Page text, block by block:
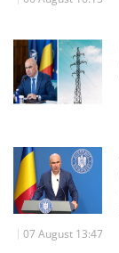
07 August 13:47